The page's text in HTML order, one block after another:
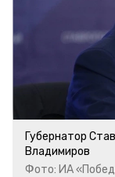
Губернатор
Владимиров
Фото: ИА